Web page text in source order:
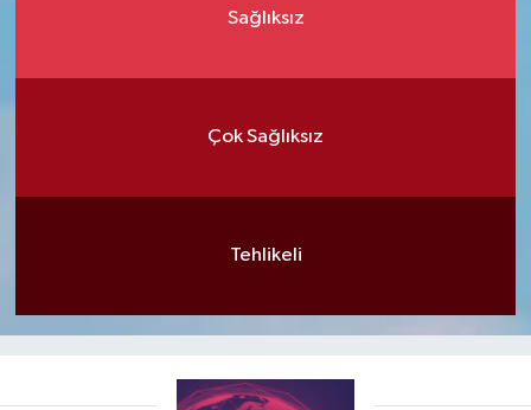
Sağlıksız
Çok Sağlıksız
Tehlikeli